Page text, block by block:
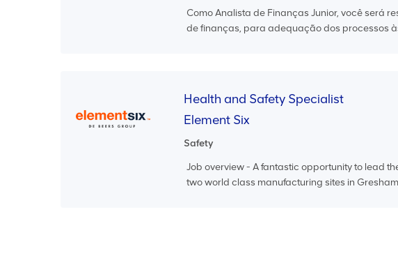
Como Analista de Finanças Junior, você será
de finanças, para adequação dos processos
Health and Safety Specialist
Element Six
Safety
Job overview - A fantastic opportunity to lead
two world class manufacturing sites in